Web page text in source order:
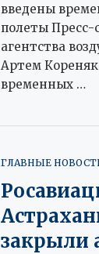
введены
полеты Пресс-
агентства
Артем
временных …
ГЛАВНЫЕ
закрыли